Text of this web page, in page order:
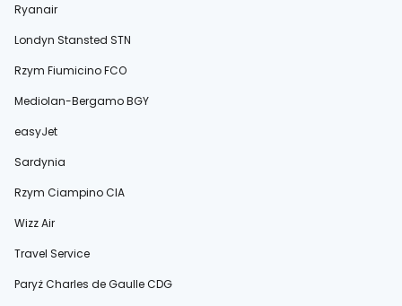
Ryanair
Londyn Stansted STN
Rzym Fiumicino FCO
Mediolan-Bergamo BGY
easyJet
Sardynia
Rzym Ciampino CIA
Wizz Air
Travel Service
Paryż Charles de Gaulle CDG